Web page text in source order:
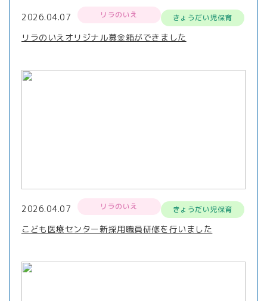
2026.04.07 リラのいえ きょうだい児保育
リラのいえオリジナル募金箱ができました
2026.04.07 リラのいえ きょうだい児保育
こども医療センター新採用職員研修を行いました